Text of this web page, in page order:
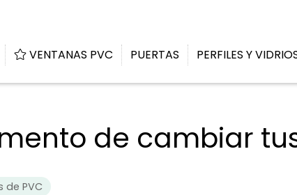
VENTANAS PVC PUERTAS PERFILES Y
de cambiar
de PVC